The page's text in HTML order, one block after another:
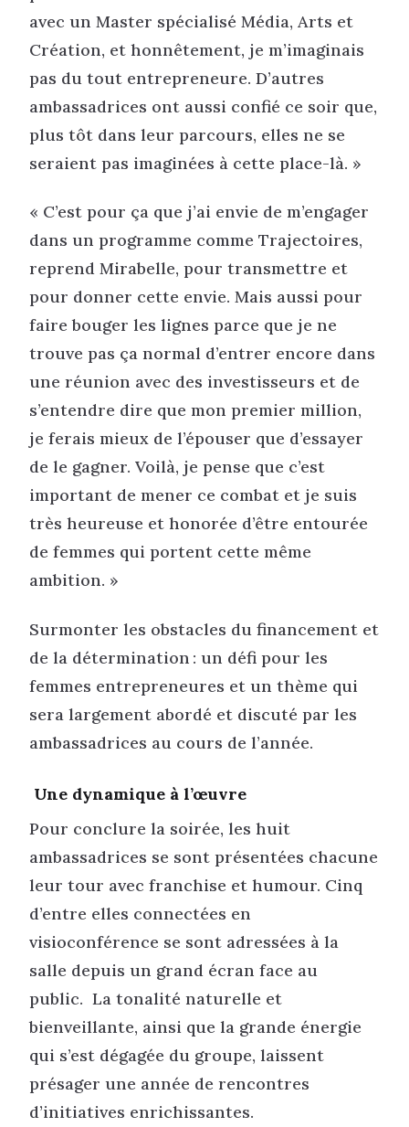
avec un Master spécialisé Média, Arts et
Création, et honnêtement, je m’imaginais
pas du tout entrepreneure. D’autres
ambassadrices ont aussi confié ce soir que,
plus tôt dans leur parcours, elles ne se
seraient pas imaginées à cette place-là. »
« C’est pour ça que j’ai envie de m’engager
dans un programme comme Trajectoires,
reprend Mirabelle, pour transmettre et
pour donner cette envie. Mais aussi pour
faire bouger les lignes parce que je ne
trouve pas ça normal d’entrer encore dans
une réunion avec des investisseurs et de
s’entendre dire que mon premier million,
je ferais mieux de l’épouser que d’essayer
de le gagner. Voilà, je pense que c’est
important de mener ce combat et je suis
très heureuse et honorée d’être entourée
de femmes qui portent cette même
ambition. »
Surmonter les obstacles du financement et
de la détermination : un défi pour les
femmes entrepreneures et un thème qui
sera largement abordé et discuté par les
ambassadrices au cours de l’année.
Une dynamique à l’œuvre
Pour conclure la soirée, les huit
ambassadrices se sont présentées chacune
leur tour avec franchise et humour. Cinq
d’entre elles connectées en
visioconférence se sont adressées à la
salle depuis un grand écran face au
public. La tonalité naturelle et
bienveillante, ainsi que la grande énergie
qui s’est dégagée du groupe, laissent
présager une année de rencontres
d’initiatives enrichissantes.